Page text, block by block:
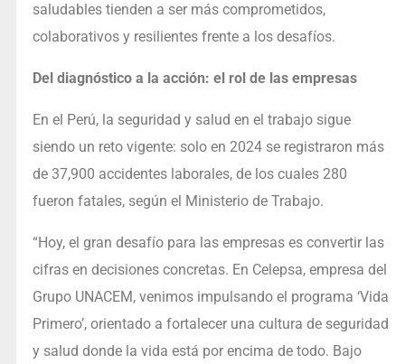
saludables tienden a ser más comprometidos,
colaborativos y resilientes frente a los desafíos.
Del diagnóstico a la acción: el rol de las empresas
En el Perú, la seguridad y salud en el trabajo sigue
siendo un reto vigente: solo en 2024 se registraron más
de 37,900 accidentes laborales, de los cuales 280
fueron fatales, según el Ministerio de Trabajo.
“Hoy, el gran desafío para las empresas es convertir las
cifras en decisiones concretas. En Celepsa, empresa del
Grupo UNACEM, venimos impulsando el programa ‘Vida
Primero’, orientado a fortalecer una cultura de seguridad
y salud donde la vida está por encima de todo. Bajo